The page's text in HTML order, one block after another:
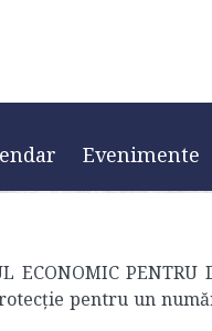
Evenimente
PENTRU
pentru un